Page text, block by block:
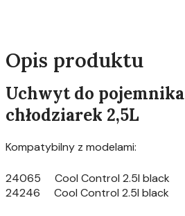
Opis produktu
Uchwyt do pojemnika
chłodziarek 2,5L
Kompatybilny z modelami:
24065 Cool Control 2.5l black
24246 Cool Control 2.5l black